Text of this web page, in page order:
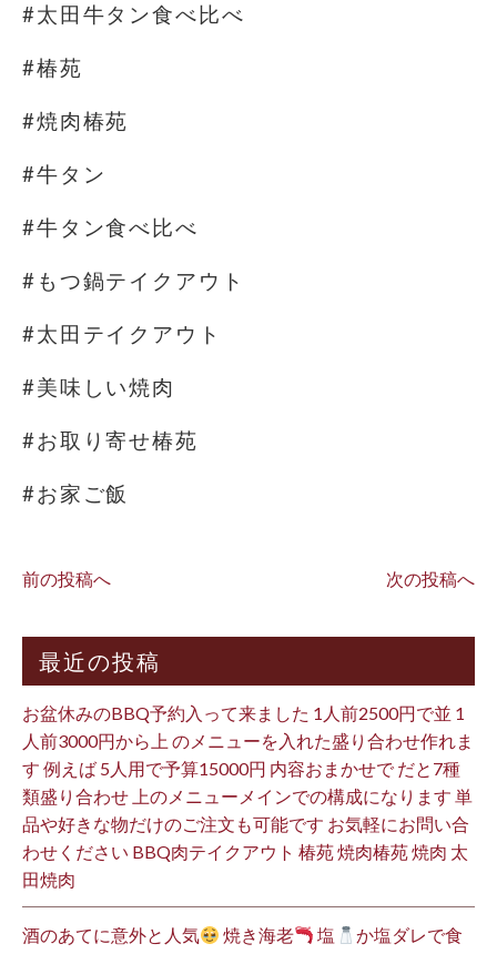
#太田牛タン食べ比べ
#椿苑
#焼肉椿苑
#牛タン
#牛タン食べ比べ
#もつ鍋テイクアウト
#太田テイクアウト
#美味しい焼肉
#お取り寄せ椿苑
#お家ご飯
前の投稿へ 次の投稿へ
最近の投稿
お盆休みのBBQ予約入って来ました 1人前2500円で並 1
人前3000円から上 のメニューを入れた盛り合わせ作れま
す 例えば 5人用で予算15000円 内容おまかせで だと7種
類盛り合わせ 上のメニューメインでの構成になります 単
品や好きな物だけのご注文も可能です お気軽にお問い合
わせください BBQ肉テイクアウト 椿苑 焼肉椿苑 焼肉 太
田焼肉
酒のあてに意外と人気 焼き海老 塩
か塩ダレで食